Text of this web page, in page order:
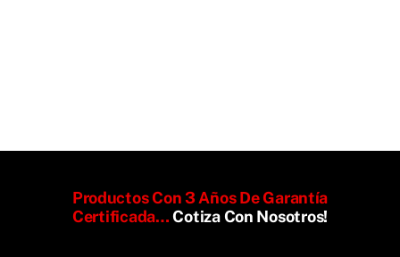
Productos Con 3 Años De Garantía
Certificada…Cotiza Con Nosotros!